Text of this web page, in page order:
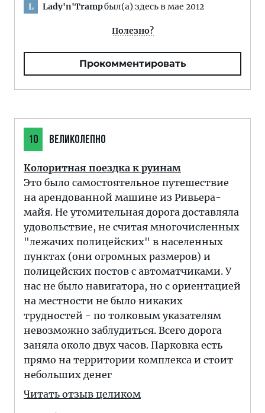
L Lady'n'Trampбыл(а) здесь в мае 2012
Полезно?
Прокомментировать
10 ВЕЛИКОЛЕПНО
Колоритная поездка к руинам
Это было самостоятельное путешествие
на арендованной машине из Ривьера-
майя. Не утомительная дорога доставляла
удовольствие, не считая многочисленных
"лежачих полицейских" в населенных
пунктах (они огромных размеров) и
полицейских постов с автоматчиками. У
нас не было навигатора, но с ориентацией
на местности не было никаких
трудностей - по толковым указателям
невозможно заблудиться. Всего дорога
заняла около двух часов. Парковка есть
прямо на территории комплекса и стоит
небольших денег
Читать отзыв целиком